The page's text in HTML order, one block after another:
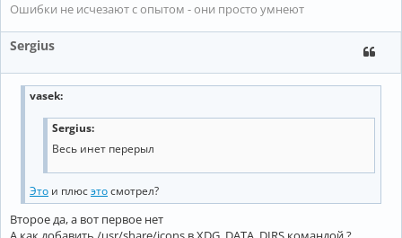
Ошибки не исчезают с опытом - они просто умнеют
Sergius
vasek:
Sergius:
Весь инет перерыл
Это и плюсэтосмотрел?
Второе да, а вот первое нет